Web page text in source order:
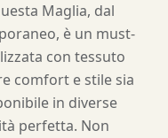
Maglia, dal
è un must-
con tessuto
comfort e stile sia
in diverse
perfetta. Non